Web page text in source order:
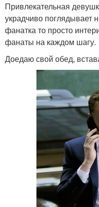
Привлекательная
украдчиво поглядывает
фанатка то просто
фанаты на каждом шагу.
Доедаю свой обед,